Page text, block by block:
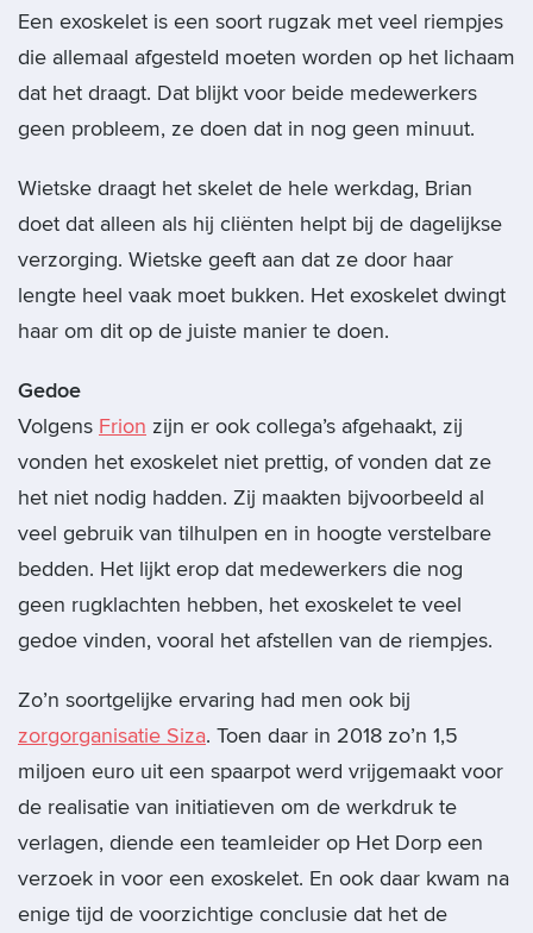
Een exoskelet is een soort rugzak met veel riempjes
die allemaal afgesteld moeten worden op het lichaam
dat het draagt. Dat blijkt voor beide medewerkers
geen probleem, ze doen dat in nog geen minuut.
Wietske draagt het skelet de hele werkdag, Brian
doet dat alleen als hij cliënten helpt bij de dagelijkse
verzorging. Wietske geeft aan dat ze door haar
lengte heel vaak moet bukken. Het exoskelet dwingt
haar om dit op de juiste manier te doen.
Gedoe
Volgens Frion zijn er ook collega’s afgehaakt, zij
vonden het exoskelet niet prettig, of vonden dat ze
het niet nodig hadden. Zij maakten bijvoorbeeld al
veel gebruik van tilhulpen en in hoogte verstelbare
bedden. Het lijkt erop dat medewerkers die nog
geen rugklachten hebben, het exoskelet te veel
gedoe vinden, vooral het afstellen van de riempjes.
Zo’n soortgelijke ervaring had men ook bij
zorgorganisatie Siza. Toen daar in 2018 zo’n 1,5
miljoen euro uit een spaarpot werd vrijgemaakt voor
de realisatie van initiatieven om de werkdruk te
verlagen, diende een teamleider op Het Dorp een
verzoek in voor een exoskelet. En ook daar kwam na
enige tijd de voorzichtige conclusie dat het de